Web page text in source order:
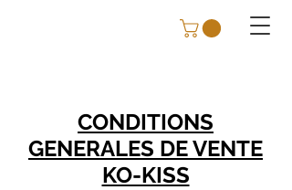
CONDITIONS
GENERALES DE VENTE
KO-KISS